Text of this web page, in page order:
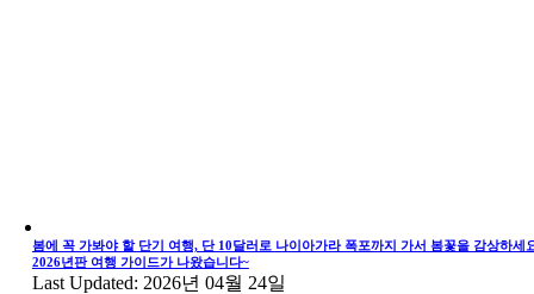
봄에 꼭 가봐야 할 단기 여행, 단 10달러로 나이아가라 폭포까지 가서 봄꽃을 감상하세
2026년판 여행 가이드가 나왔습니다~
Last Updated: 2026년 04월 24일